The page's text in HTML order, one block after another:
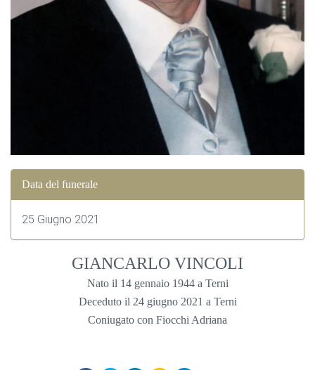
Data del funerale
25 Giugno 2021
GIANCARLO VINCOLI
Nato il 14 gennaio 1944 a Terni
Deceduto il 24 giugno 2021 a Terni
Coniugato con Fiocchi Adriana